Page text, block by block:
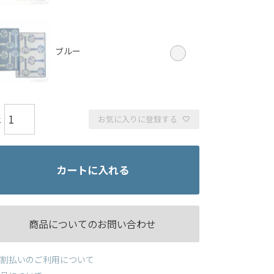
ブルー
お気に入りに登録する
カートに入れる
商品についてのお問い合わせ
払いのご利用について